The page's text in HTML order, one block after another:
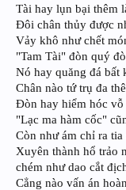
Tài hay lụn bại thêm
Đôi chân thủy được
Vảy khô như chết
"Tam Tài" đòn quý
Nó hay quăng đá bất
Chân nào tứ trụ đa
Đòn hay hiểm hóc vỗ
"Lạc ma hàm cốc"
Còn như ám chỉ ra tia
Xuyên thành hổ trảo
chém như dao cắt
Cẳng nào vấn án